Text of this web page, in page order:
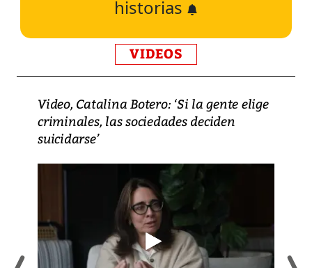
historias
VIDEOS
Video, Catalina Botero: ‘Si la gente elige
criminales, las sociedades deciden
suicidarse’